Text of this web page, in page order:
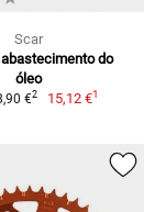
Scar
abastecimento do
óleo
€2 15,12 €1